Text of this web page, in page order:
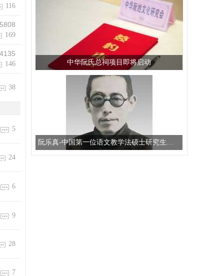
116
169
146
38
5
24
6
9
28
7
中华阮氏总祠项目即将启动
阮乐真-中国第一位语文教学法硕士研究生导师